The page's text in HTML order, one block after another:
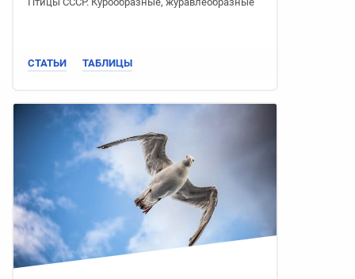
СТАТЬИ ТАБЛИЦЫ